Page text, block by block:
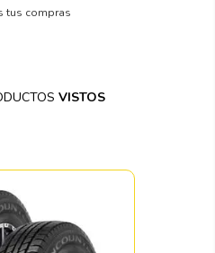
tus compras
VISTOS